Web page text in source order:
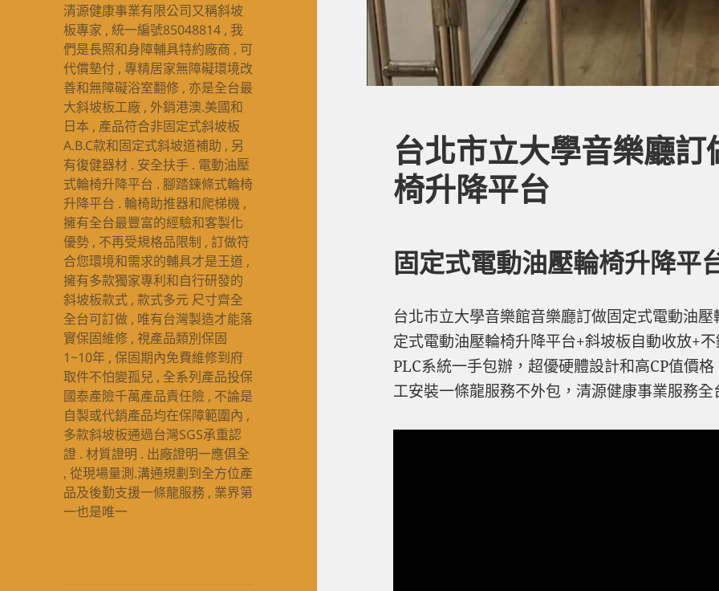
清源健康事業有限公司又稱斜坡
板專家 , 統一編號85048814 , 我
們是長照和身障輔具特約廠商 , 可
代償墊付 , 專精居家無障礙環境改
善和無障礙浴室翻修 , 亦是全台最
大斜坡板工廠 , 外銷港澳.美國和
日本 , 產品符合非固定式斜坡板
A.B.C款和固定式斜坡道補助 , 另
有復健器材 . 安全扶手 . 電動油壓
式輪椅升降平台 . 腳踏鍊條式輪椅
升降平台 . 輪椅助推器和爬梯機 ,
擁有全台最豐富的經驗和客製化
優勢 , 不再受規格品限制 , 訂做符
合您環境和需求的輔具才是王道 ,
擁有多款獨家專利和自行研發的
斜坡板款式 , 款式多元 尺寸齊全
全台可訂做 , 唯有台灣製造才能落
實保固維修 , 視產品類別保固
1~10年 , 保固期內免費維修到府
取件不怕變孤兒 , 全系列產品投保
國泰產險千萬產品責任險 , 不論是
自製或代銷產品均在保障範圍內 ,
多款斜坡板通過台灣SGS承重認
證 . 材質證明 . 出廠證明一應俱全
, 從現場量測.溝通規劃到全方位產
品及後勤支援一條龍服務 , 業界第
一也是唯一
台北市立大學音樂廳
椅升降平台
固定式電動油壓輪椅升降平
台北市立大學音樂館音樂廳訂做固定式電動油
定式電動油壓輪椅升降平台+斜坡板自動收放+
PLC系統一手包辦，超優硬體設計和高CP值價
工安裝一條龍服務不外包，清源健康事業服務全